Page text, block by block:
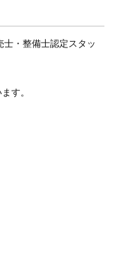
・整備士認定スタッ
す。